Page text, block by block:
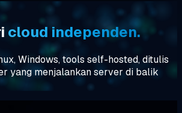
cloud independen.
Windows, tools self-hosted, ditulis
yang menjalankan server di balik